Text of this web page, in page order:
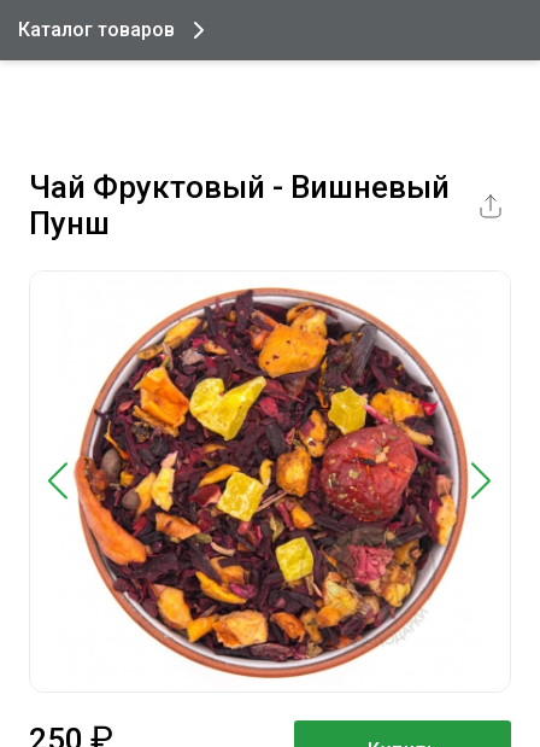
Каталог товаров
Чай Фруктовый - Вишневый
Пунш
250